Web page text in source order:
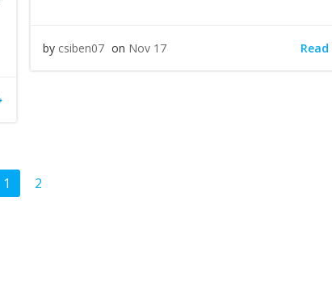
by csiben07 on Nov 17
Page
1 Page
2